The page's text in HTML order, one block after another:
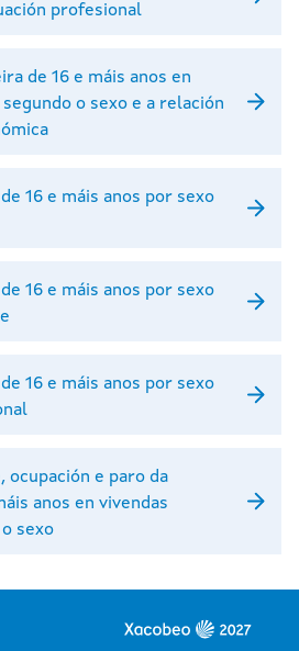
profesional
de 16 e máis anos en
o sexo e a relación
16 e máis anos por sexo
16 e máis anos por sexo
16 e máis anos por sexo
ocupación e paro da
anos en vivendas
sexo